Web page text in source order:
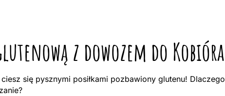
z dowozem do Kobióra
się pysznymi posiłkami pozbawiony glutenu! Dlaczego